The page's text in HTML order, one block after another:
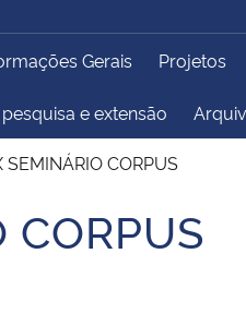
do Turismo
Ministério do
Gerais Projetos
e extensão
SEMINÁRIO CORPUS
CORPUS